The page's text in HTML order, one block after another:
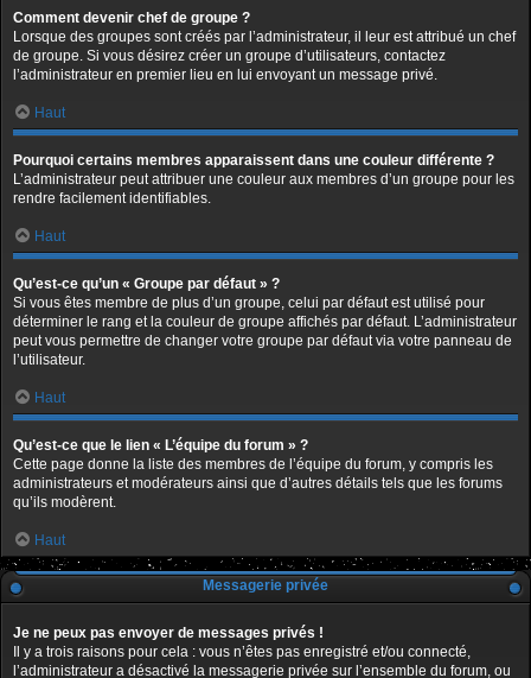
Comment devenir chef de groupe ?
Lorsque des groupes sont créés par l’administrateur, il leur est attribué un chef
de groupe. Si vous désirez créer un groupe d’utilisateurs, contactez
l’administrateur en premier lieu en lui envoyant un message privé.
Haut
Pourquoi certains membres apparaissent dans une couleur différente ?
L’administrateur peut attribuer une couleur aux membres d’un groupe pour les
rendre facilement identifiables.
Haut
Qu’est-ce qu’un « Groupe par défaut » ?
Si vous êtes membre de plus d’un groupe, celui par défaut est utilisé pour
déterminer le rang et la couleur de groupe affichés par défaut. L’administrateur
peut vous permettre de changer votre groupe par défaut via votre panneau de
l’utilisateur.
Haut
Qu’est-ce que le lien « L’équipe du forum » ?
Cette page donne la liste des membres de l’équipe du forum, y compris les
administrateurs et modérateurs ainsi que d’autres détails tels que les forums
qu’ils modèrent.
Haut
Messagerie privée
Je ne peux pas envoyer de messages privés !
Il y a trois raisons pour cela : vous n’êtes pas enregistré et/ou connecté,
l’administrateur a désactivé la messagerie privée sur l’ensemble du forum, ou